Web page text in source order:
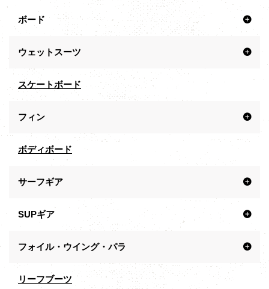
ボード
ウェットスーツ
スケートボード
フィン
ボディボード
サーフギア
SUPギア
フォイル・ウイング・パラ
リーフブーツ